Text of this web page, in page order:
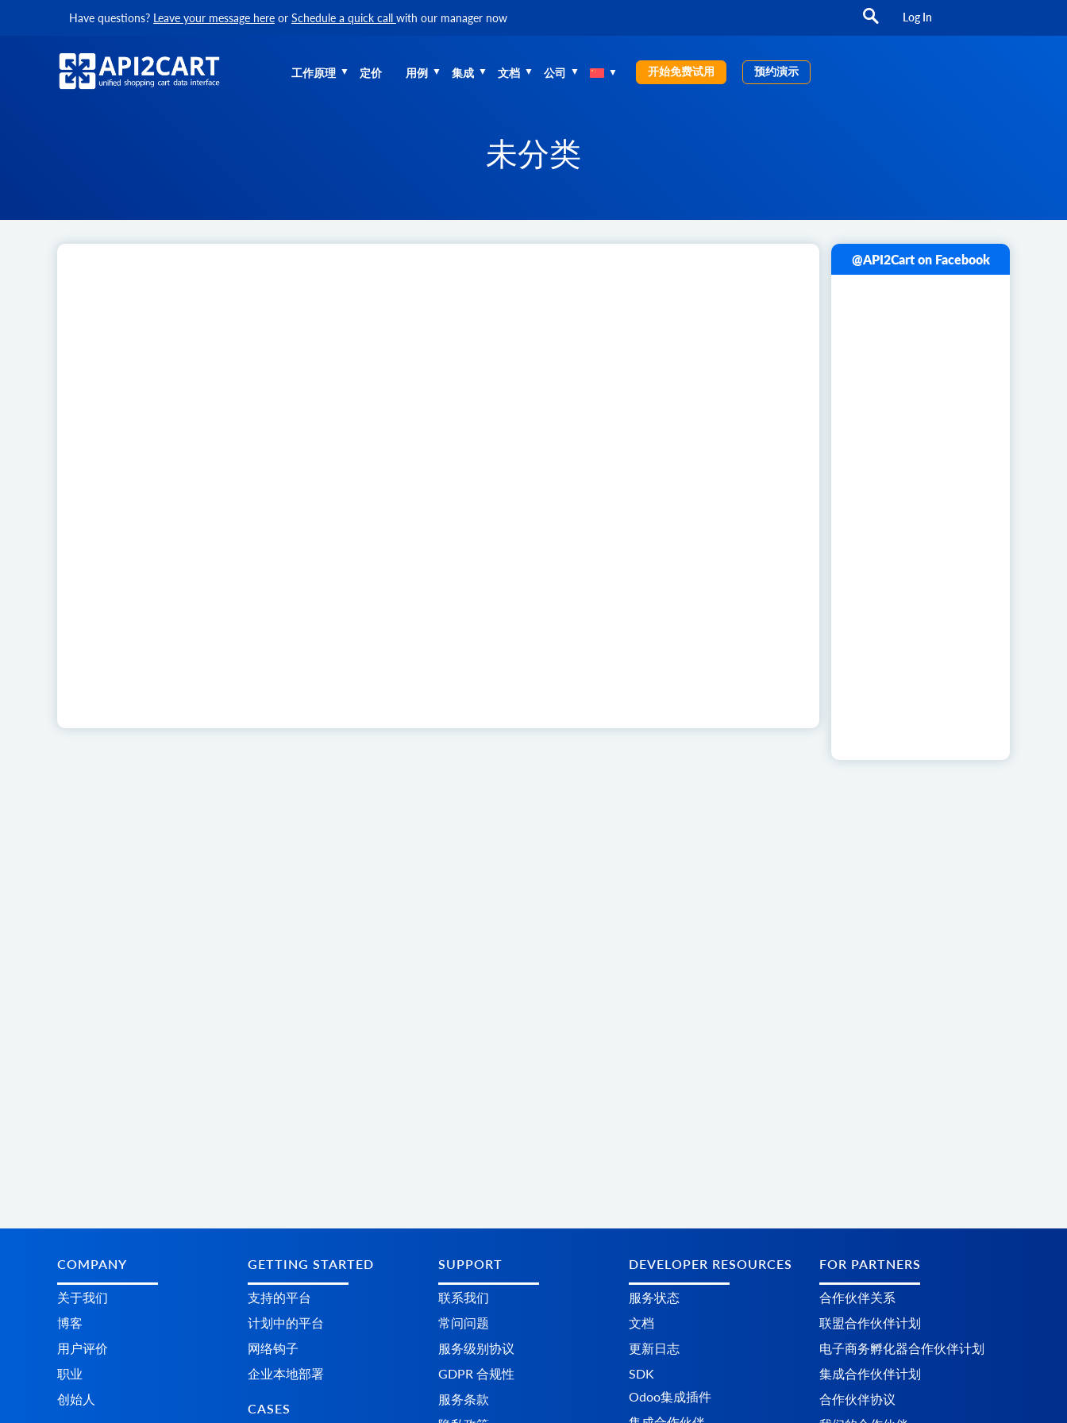
Have questions? Leave your message here or Schedule a quick call with our manager now Log In
工作原理 定价 用例 集成 文档 公司 开始免费试用 预约演示
未分类
@API2Cart on Facebook
COMPANY
关于我们
博客
用户评价
职业
创始人
GETTING STARTED
支持的平台
计划中的平台
网络钩子
企业本地部署
CASES
SUPPORT
联系我们
常问问题
服务级别协议
GDPR 合规性
服务条款
DEVELOPER RESOURCES
服务状态
文档
更新日志
SDK
Odoo集成插件
FOR PARTNERS
合作伙伴关系
联盟合作伙伴计划
电子商务孵化器合作伙伴计划
集成合作伙伴计划
合作伙伴协议